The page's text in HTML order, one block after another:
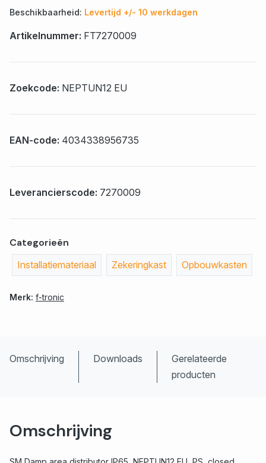
Beschikbaarheid: Levertijd +/- 10 werkdagen
Artikelnummer: FT7270009
Zoekcode: NEPTUN12 EU
EAN-code: 4034338956735
Leverancierscode: 7270009
Categorieën
Installatiemateriaal Zekeringkast Opbouwkasten
Merk: f-tronic
Omschrijving Downloads
Gerelateerde
producten
Omschrijving